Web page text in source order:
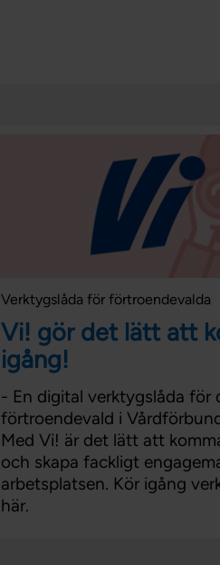
Verktygslåda för förtroendevalda
Vi! gör det lätt att
igång!
- En digital verktygslåda för
förtroendevald i
Med Vi! är det lätt att
och skapa fackligt
arbetsplatsen. Kör igång
här.